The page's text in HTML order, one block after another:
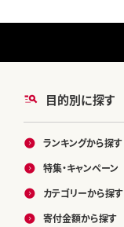
目的別に探す
ランキングから探す
特集・キャンペーン
カテゴリーから探す
寄付金額から探す